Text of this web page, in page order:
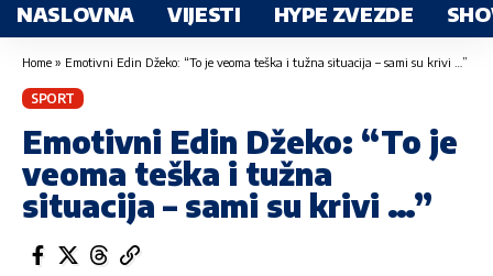
NASLOVNA VIJESTI HYPE ZVEZDE
Home » Emotivni Edin Džeko: “To je veoma teška i tužna situacija – sami su krivi …”
SPORT
Emotivni Edin Džeko: “To je
veoma teška i tužna
situacija – sami su krivi …”